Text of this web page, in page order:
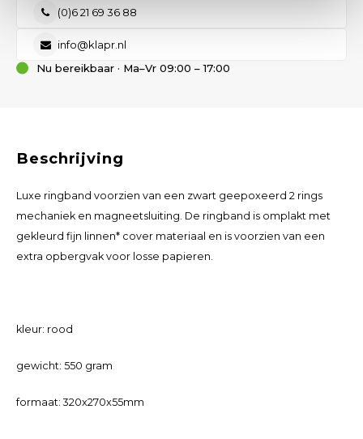
(0)6 21 69 36 88
info@klapr.nl
Nu bereikbaar · Ma–Vr 09:00 – 17:00
Beschrijving
Luxe ringband voorzien van een zwart geepoxeerd 2 rings
mechaniek en magneetsluiting. De ringband is omplakt met
gekleurd fijn linnen* cover materiaal en is voorzien van een
extra opbergvak voor losse papieren.
kleur: rood
gewicht: 550 gram
formaat: 320x270x55mm